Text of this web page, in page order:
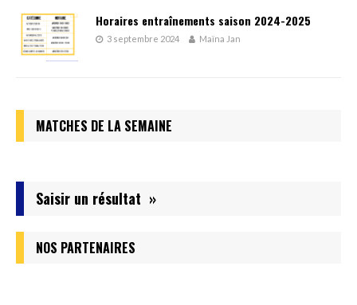
Horaires entraînements saison 2024-2025
3 septembre 2024 Maïna Jan
MATCHES DE LA SEMAINE
Saisir un résultat »
NOS PARTENAIRES